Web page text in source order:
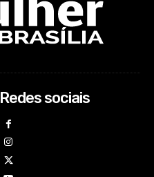
Redes sociais